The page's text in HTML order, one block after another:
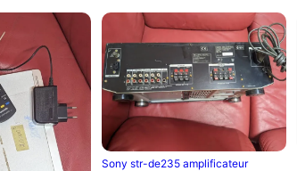
Sony str-de235 amplificateur